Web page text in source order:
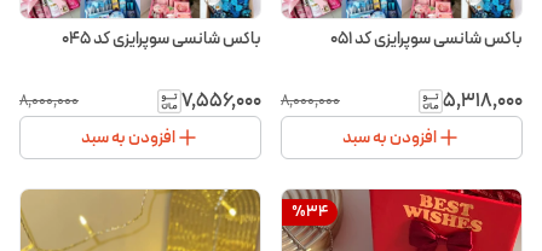
باکس شانسی سوپرایزی کد ۰۵۱
۵٬۳۱۸٬۰۰۰ ۸٬۰۰۰٬۰۰۰
افزودن به سبد
باکس شانسی سوپرایزی کد ۰۴۵
۷٬۵۵۶٬۰۰۰ ۸٬۰۰۰٬۰۰۰
افزودن به سبد
%34